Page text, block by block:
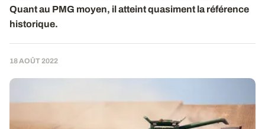
Quant au PMG moyen, il atteint quasiment la référence
historique.
18 AOÛT 2022